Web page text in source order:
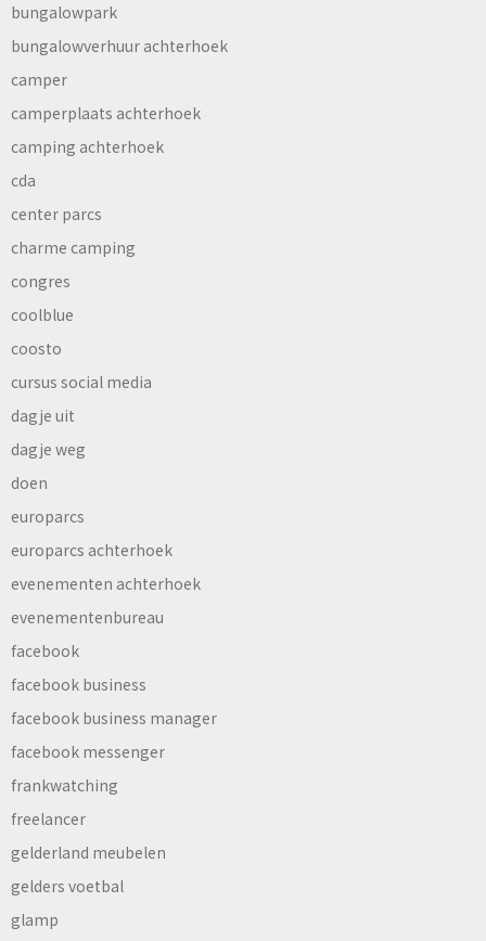
bungalowpark
bungalowverhuur achterhoek
camper
camperplaats achterhoek
camping achterhoek
cda
center parcs
charme camping
congres
coolblue
coosto
cursus social media
dagje uit
dagje weg
doen
europarcs
europarcs achterhoek
evenementen achterhoek
evenementenbureau
facebook
facebook business
facebook business manager
facebook messenger
frankwatching
freelancer
gelderland meubelen
gelders voetbal
glamp